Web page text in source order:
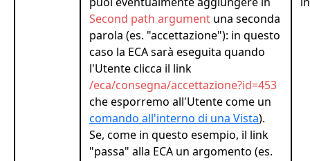
Second path argument una seconda
parola (es. "accettazione"): in questo
caso la ECA sarà eseguita quando
l'Utente clicca il link
/eca/consegna/accettazione?id=453
che esporremo all'Utente come un
comando all'interno di una Vista).
Se, come in questo esempio, il link
"passa" alla ECA un argomento (es.